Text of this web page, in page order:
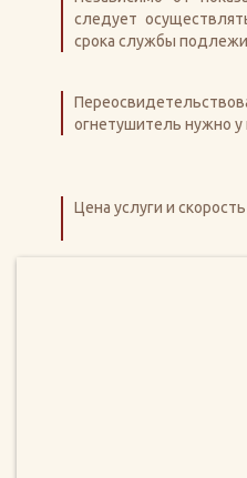
следует
срока службы
огнетушитель нужно у
Цена услуги и